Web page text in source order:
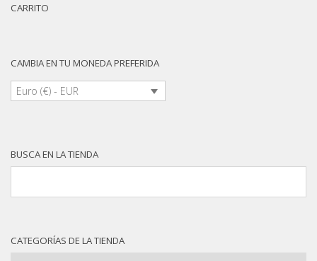
CARRITO
CAMBIA EN TU MONEDA PREFERIDA
Euro (€) - EUR
BUSCA EN LA TIENDA
CATEGORÍAS DE LA TIENDA